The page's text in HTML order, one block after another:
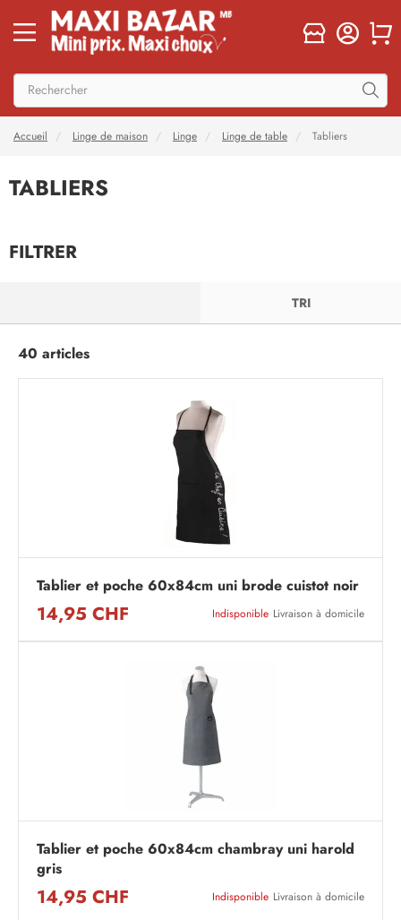
Accueil Linge de maison Linge Linge de table Tabliers
TABLIERS
FILTRER
TRI
Tablier et poche 60x84cm uni brode cuistot noir
14,95 CHF Indisponible Livraison à domicile
Tablier et poche 60x84cm chambray uni harold
gris
14,95 CHF Indisponible Livraison à domicile
40 articles